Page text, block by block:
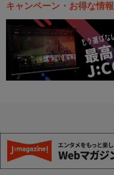
キャンペーン・お得な情報